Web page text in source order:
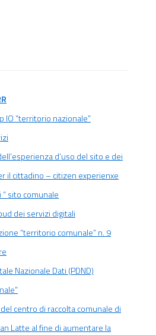
IO “territorio nazionale”
d’uso del sito e dei
il cittadino – citizen experienxe
” sito comunale
dei servizi digitali
“territorio comunale” n. 9
Nazionale Dati (PDND)
centro di raccolta comunale di
Latte al fine di aumentare la